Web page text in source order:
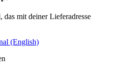
, das mit deiner Lieferadresse
(English)